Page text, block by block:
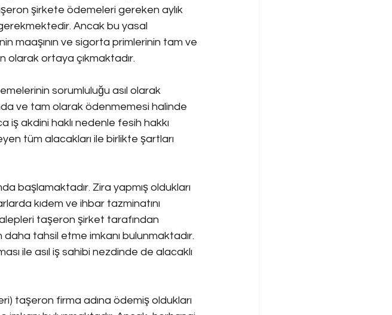
şirkete ödemeleri gereken aylık
Ancak bu yasal
maaşının ve sigorta primlerinin tam ve
olarak ortaya çıkmaktadır.
sorumluluğu asıl olarak
ve tam olarak ödenmemesi halinde
iş akdini haklı nedenle fesih hakkı
tüm alacakları ile birlikte şartları
başlamaktadır. Zira yapmış oldukları
kıdem ve ihbar tazminatını
taşeron şirket tarafından
daha tahsil etme imkanı bulunmaktadır.
ile asıl iş sahibi nezdinde de alacaklı
taşeron firma adına ödemiş oldukları